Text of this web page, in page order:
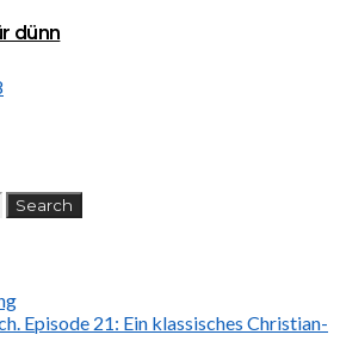
dünn
Search
Episode 21: Ein klassisches Christian-